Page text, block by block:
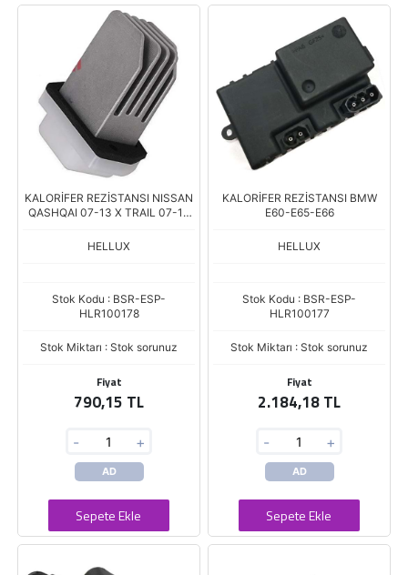
KALORİFER REZİSTANSI NISSAN
QASHQAI 07-13 X TRAIL 07-13
N300 15-NOTE 13-
HELLUX
Stok Kodu : BSR-ESP-
HLR100178
Stok Miktarı : Stok sorunuz
Fiyat
790,15 TL
- +
AD
Sepete Ekle
KALORİFER REZİSTANSI BMW
E60-E65-E66
HELLUX
Stok Kodu : BSR-ESP-
HLR100177
Stok Miktarı : Stok sorunuz
Fiyat
2.184,18 TL
- +
AD
Sepete Ekle